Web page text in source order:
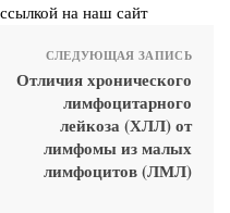
на наш сайт
СЛЕДУЮЩАЯ ЗАПИСЬ
Отличия хронического
лимфоцитарного
лейкоза (ХЛЛ) от
лимфомы из малых
лимфоцитов (ЛМЛ)